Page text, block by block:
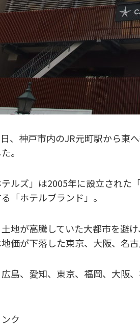
、神戸市内のJR元町駅から東
。
テルズ」は2005年に設立され
「ホテルブランド」。
地が高騰していた大都市を避
価が下落した東京、大阪、名
島、愛知、東京、福岡、大阪
ク